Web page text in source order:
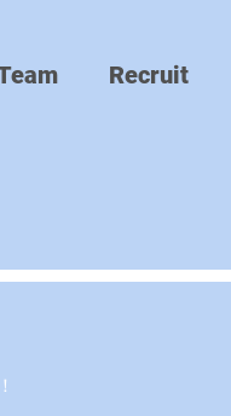
Recruit